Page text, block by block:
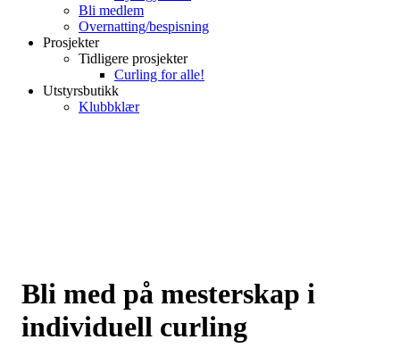
Bli medlem
Overnatting/bespisning
Prosjekter
Tidligere prosjekter
Curling for alle!
Utstyrsbutikk
Klubbklær
Bli med på mesterskap i
individuell curling